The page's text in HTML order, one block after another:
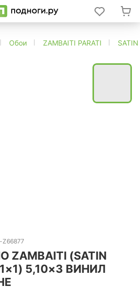
Обои ZAMBAITI PARATI
Z66877
ZAMBAITI (SATIN
5,10×3 ВИНИЛ